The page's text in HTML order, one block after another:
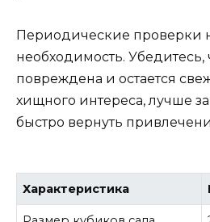
Периодические проверки
необходимость. Убедитесь,
повреждена и остается
хищного интереса, лучше
быстро вернуть
Характеристика